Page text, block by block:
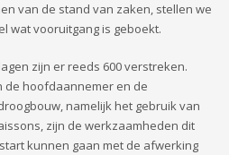
van de stand van zaken, stellen we
wat vooruitgang is geboekt.
zijn er reeds 600 verstreken.
de hoofdaannemer en de
namelijk het gebruik van
zijn de werkzaamheden dit
kunnen gaan met de afwerking